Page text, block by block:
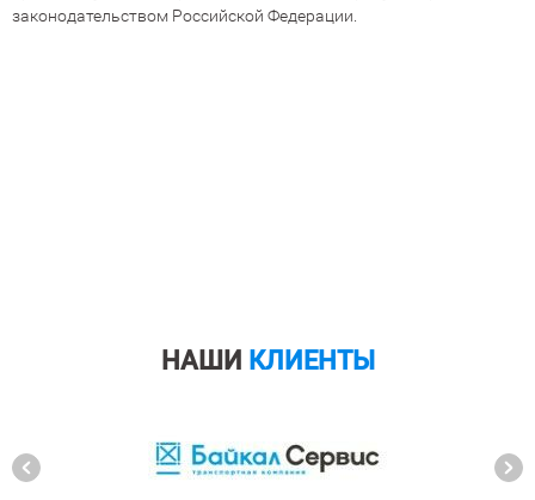
законодательством Российской Федерации.
НАШИ КЛИЕНТЫ